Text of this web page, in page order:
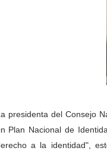
Club
84
Comunas
Arrancó
presidenta del Consejo
Plan Nacional de
a la identidad",